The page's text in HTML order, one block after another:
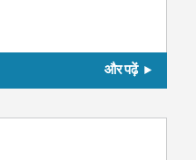
और पढ़ें